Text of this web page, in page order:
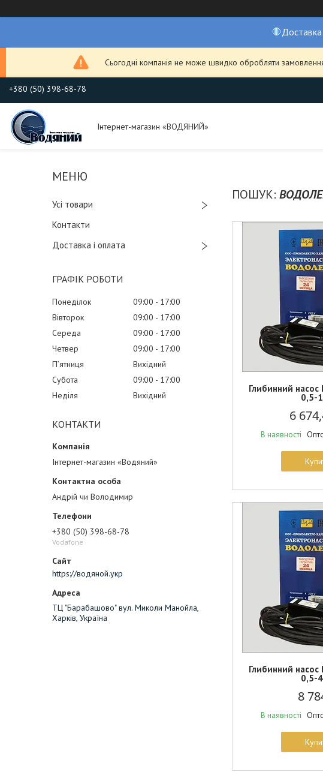
🛑Доставка
Сьогодні компанія не може швидко обробляти
+380 (50) 398-68-78
Інтернет-магазин «ВОДЯНИЙ»
Усі товари
Контакти
Доставка і оплата
ГРАФІК РОБОТИ
Понеділок 09:00
17:00
Вівторок
09:00
17:00
Середа
09:00
17:00
Четвер
09:00
17:00
Пʼятниця
Вихідний
Субота
09:00
17:00
Неділя
Вихідний
КОНТАКТИ
Інтернет-магазин «Водяний»
Андрій чи Володимир
+380 (50) 398-68-78
Vodafone
https://водяной.укр
ТЦ "Барабашово" вул. Миколи Манойла,
Харків, Україна
Глибинний
0,5-
6
В наявності
Глибинний
0,5-
8
В наявності